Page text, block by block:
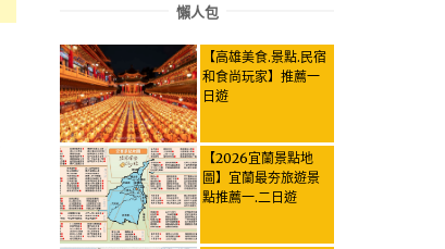
懶人包
【高雄美食.景點.民宿
和食尚玩家】推薦一
日遊
【2026宜蘭景點地
圖】宜蘭最夯旅遊景
點推薦一.二日遊